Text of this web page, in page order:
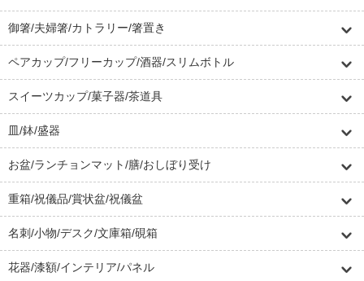
御箸/夫婦箸/カトラリー/箸置き
ペアカップ/フリーカップ/酒器/スリムボトル
スイーツカップ/菓子器/茶道具
皿/鉢/盛器
お盆/ランチョンマット/膳/おしぼり受け
重箱/祝儀品/賞状盆/祝儀盆
名刺/小物/デスク/文庫箱/硯箱
花器/漆額/インテリア/パネル